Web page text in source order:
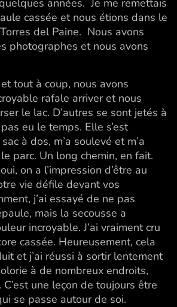
années. Je me remettais
cassée et nous étions dans le
del Paine. Nous avons
photographes et nous avons
tout à coup, nous avons
rafale arriver et nous
le lac. D’autres se sont jetés à
eu le temps. Elle s’est
à dos, m’a soulevé et m’a
parc. Un long chemin, en fait.
on a l’impression d’être au
vie défile devant vos
j’ai essayé de ne pas
mais la secousse a
incroyable. J’ai vraiment cru
cassée. Heureusement, cela
et j’ai réussi à sortir lentement
à de nombreux endroits,
une leçon de toujours être
se passe autour de soi.